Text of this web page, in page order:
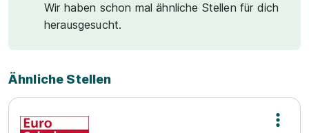
Wir haben schon mal ähnliche Stellen für dich
herausgesucht.
Ähnliche Stellen